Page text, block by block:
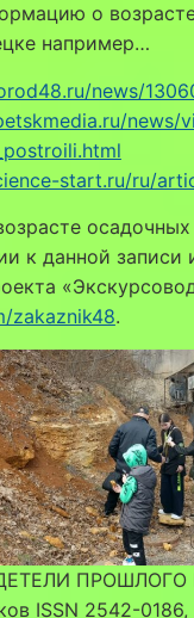
о
например…
news/
news/
start.ru/ru/
к данной записи
zakaznik48.
ПРОШЛОГО
ISSN 2542-